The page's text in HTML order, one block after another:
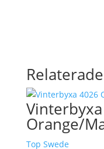
Orange/
Top Swede